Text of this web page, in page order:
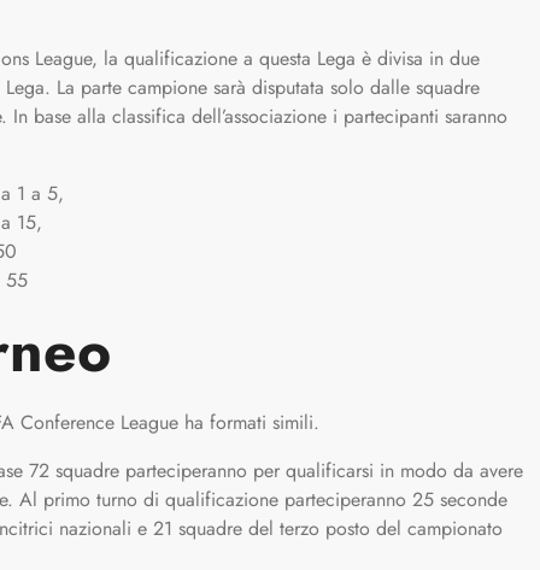
League, la qualificazione a questa Lega è divisa in due
La parte campione sarà disputata solo dalle squadre
base alla classifica dell’associazione i partecipanti saranno
1 a 5,
15,
55
Conference League ha formati simili.
72 squadre parteciperanno per qualificarsi in modo da avere
Al primo turno di qualificazione parteciperanno 25 seconde
nazionali e 21 squadre del terzo posto del campionato